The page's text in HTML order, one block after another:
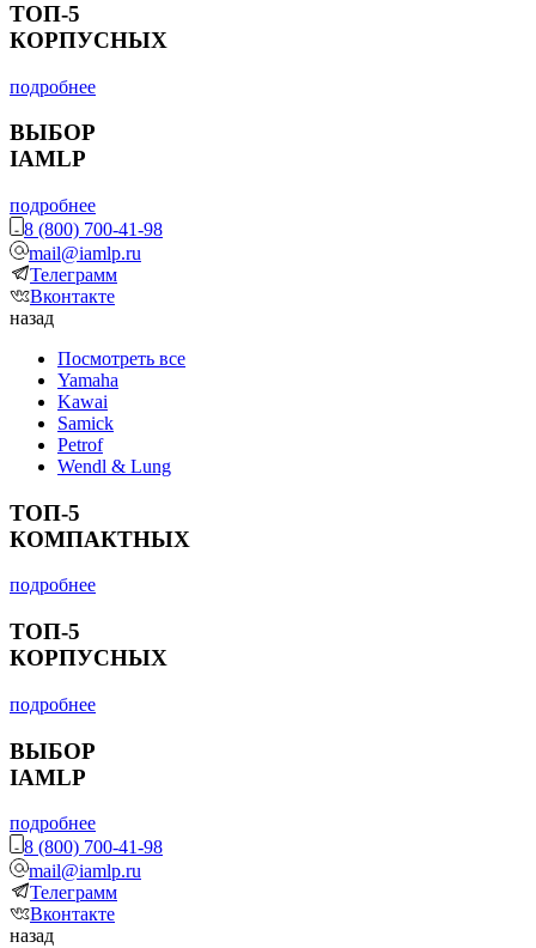
ТОП-5
КОРПУСНЫХ
подробнее
ВЫБОР
IAMLP
подробнее
8 (800) 700-41-98
mail@iamlp.ru
Телеграмм
Вконтакте
назад
Посмотреть все
Yamaha
Kawai
Samick
Petrof
Wendl & Lung
ТОП-5
КОМПАКТНЫХ
подробнее
ТОП-5
КОРПУСНЫХ
подробнее
ВЫБОР
IAMLP
подробнее
8 (800) 700-41-98
mail@iamlp.ru
Телеграмм
Вконтакте
назад